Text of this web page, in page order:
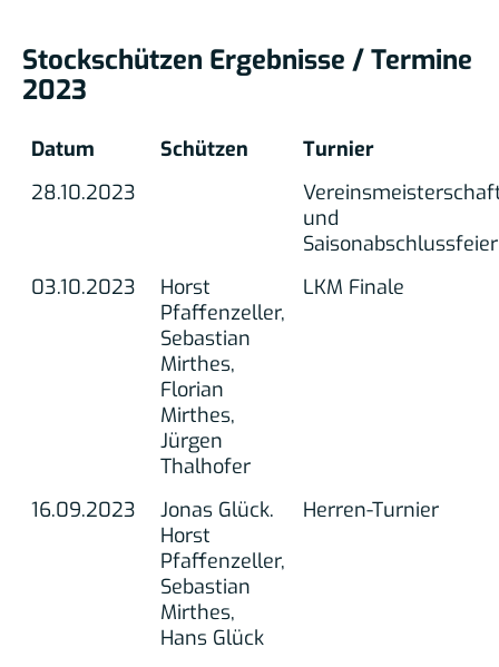
Stockschützen Ergebnisse / Termine
2023
Datum Schützen
Turnier
28.10.2023
und
Saisonabschlussfeier
03.10.2023
Horst
Pfaffenzeller,
Sebastian
Mirthes,
Florian
Mirthes,
Jürgen
Thalhofer
LKM Finale
16.09.2023
Jonas Glück.
Horst
Pfaffenzeller,
Sebastian
Mirthes,
Hans Glück
Herren-Turnier